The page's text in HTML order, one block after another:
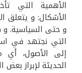
الأهمية التي
الأشكال: و يتعلق
و حتى السياسية. و
التي نجتهد في
إلى الأصول، أي
الحديثة لإبراز